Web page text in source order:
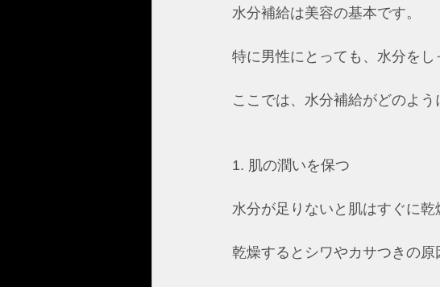
水分補給は美容の基本です。
特に男性にとっても、水分をし
ここでは、水分補給がどのよ
1. 肌の潤いを保つ
水分が足りないと肌はすぐに乾
乾燥するとシワやカサつきの原